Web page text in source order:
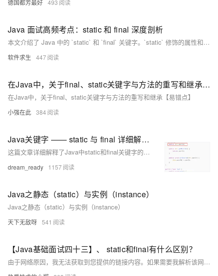
德国都芳最好 493
Java 面试高频考点：static 和 final 深度剖析
本文介绍了 Java 中的 `static` 和 `final` 关键字。`static` 修饰的属性和方法属于类而非对象，所有实例共享；`final` 用于变量、方法和类，确保其不可修改或继承。两者结合可用于定义常量。文章通过具体示例详细解析了它们的用法和应用场景。
软件求生 447
在Java中，关于final、static关键字与方法的重写和继承【易错点】
在Java中，关于final、static关键字与方法的重写和继承【易错点】
小强在此 384
Java关键字 —— static 与 final 详细解释！一看就懂 有代码实例运行！
这篇文章详细解释了Java中static和final关键字的用法，包括它们修饰类、方法、变量和代码块时的行为，并通过代码示例展示了它们的具体应用。
dream_ready 1157
Java之静态（static）与实例（instance）
Java之静态（static）与实例（instance）
天下无敌呀 541
【Java基础面试四十三】、 static和final有什么区别？
由于网络原因，我无法获取到您提供的链接内容。如果需要我解析该网页，请确保链接有效并重试，或者提供其他问题，我会尽力帮助您。